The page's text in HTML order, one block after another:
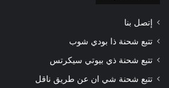
إتصل بنا
تتبع شحنة ذا بودي شوب
تتبع شحنة ذي بيوتي سيكرتس
تتبع شحنة شي ان عن طريق ناقل